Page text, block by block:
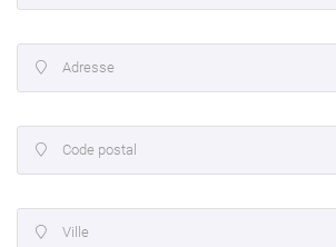
 Adresse
 Code postal
 Ville